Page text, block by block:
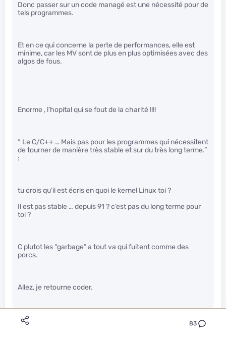
83
Donc passer sur un code managé est une nécessité pour de
tels programmes.
Et en ce qui concerne la perte de performances, elle est
minime, car les MV sont de plus en plus optimisées avec des
algos de fous.
Enorme , l’hopital qui se fout de la charité !!!!
“ Le C/C++ … Mais pas pour les programmes qui nécessitent
de tourner de manière très stable et sur du très long terme.”
:
tu crois qu’il est écris en quoi le kernel Linux toi ?
Il est pas stable … depuis 91 ? c’est pas du long terme pour
toi ?
C plutot les “garbage” a tout va qui fuitent comme des
porcs.
Allez, je retourne coder.